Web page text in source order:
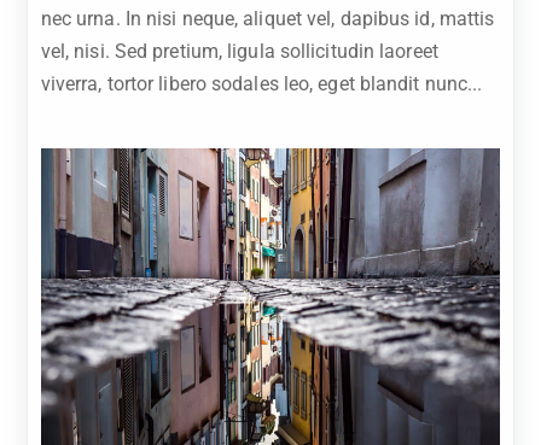
nec urna. In nisi neque, aliquet vel, dapibus id, mattis
vel, nisi. Sed pretium, ligula sollicitudin laoreet
viverra, tortor libero sodales leo, eget blandit nunc...